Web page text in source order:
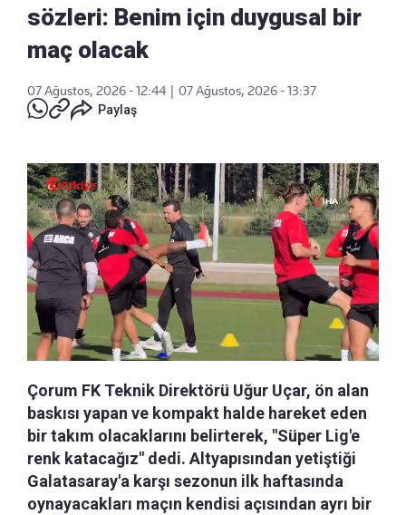
sözleri: Benim için duygusal bir
maç olacak
07 Ağustos, 2026 - 12:44 | 07 Ağustos, 2026 - 13:37
Paylaş
Çorum FK Teknik Direktörü Uğur Uçar, ön alan
baskısı yapan ve kompakt halde hareket eden
bir takım olacaklarını belirterek, "Süper Lig'e
renk katacağız" dedi. Altyapısından yetiştiği
Galatasaray'a karşı sezonun ilk haftasında
oynayacakları maçın kendisi açısından ayrı bir